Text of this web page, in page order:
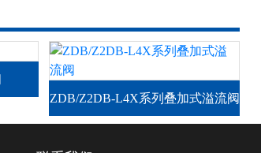
ZDB/Z2DB-L4X系列叠加式溢流阀